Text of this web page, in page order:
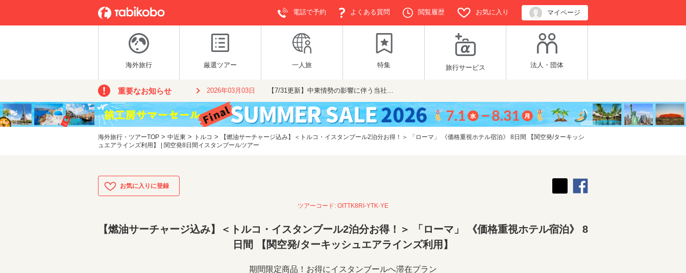
電話で予約 よくある質問 閲覧履歴 お気に入り マイページ
海外旅行 厳選ツアー 一人旅 特集 旅行サービス 法人・団体
重要なお知らせ 2026年03月03日 【7/31更新】中東情勢の影響に伴う当社…
海外旅行・ツアーTOP > 中近東 > トルコ >
【燃油サーチャージ込み】＜トルコ・イスタンブール2泊分お得！＞ 「ローマ」 《価格重視ホテル宿泊》 8日間 【関空発/ターキッシ
ュエアラインズ利用】 | 関空発8日間イスタンブールツアー
ツアーコード: OITTK8RI-YTK-YE
【燃油サーチャージ込み】＜トルコ・イスタンブール2泊分お得！＞ 「ローマ」 《価格重視ホテル宿泊》 8
日間 【関空発/ターキッシュエアラインズ利用】
期間限定商品！お得にイスタンブールへ滞在プラン